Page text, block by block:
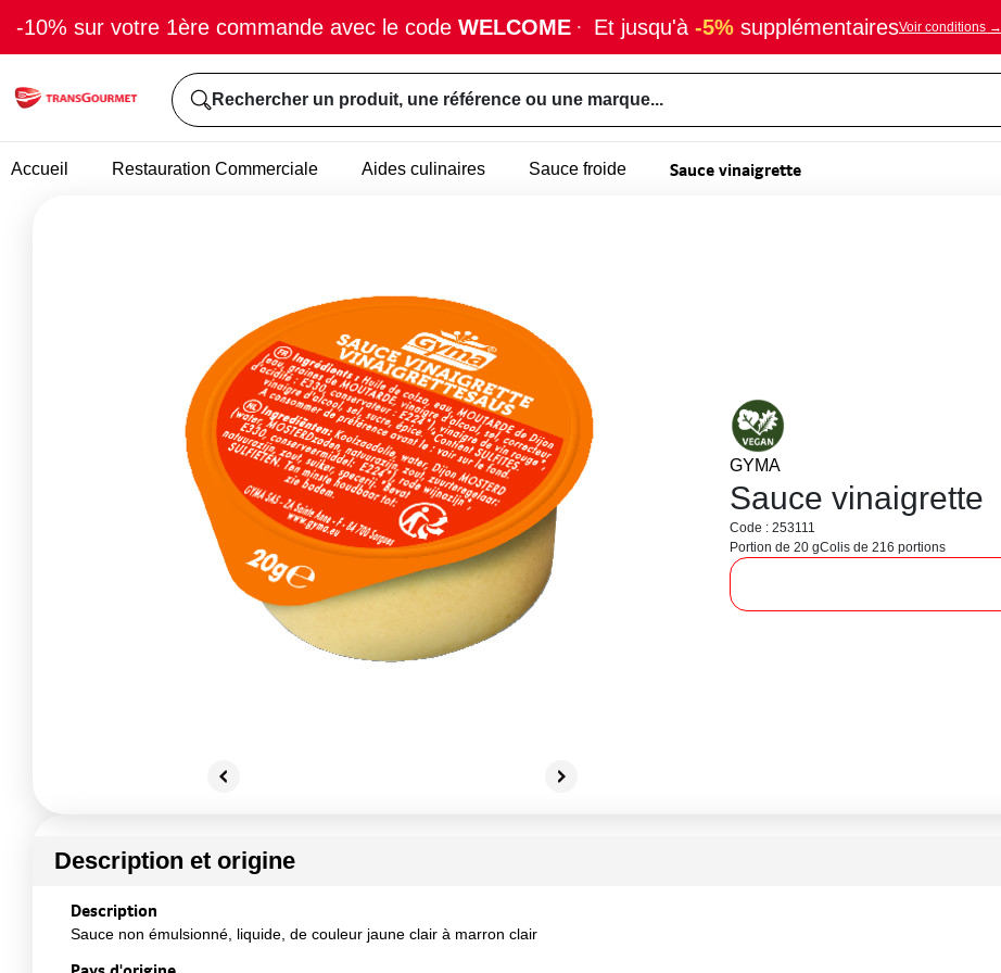
-10% sur votre 1ère commande avec le code WELCOME · Et jusqu'à -5% supplémentairesVoir conditions →
Rechercher un produit, une référence ou une marque...
Accueil Restauration Commerciale Aides culinaires Sauce froide Sauce vinaigrette
GYMA
Sauce vinaigrette
Code : 253111
Portion de 20 gColis de 216 portions
Description et origine
Description
Sauce non émulsionné, liquide, de couleur jaune clair à marron clair